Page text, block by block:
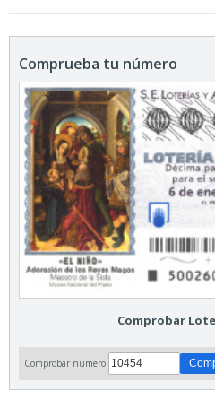
Comprueba tu número
Comprobar
Comprobar número: